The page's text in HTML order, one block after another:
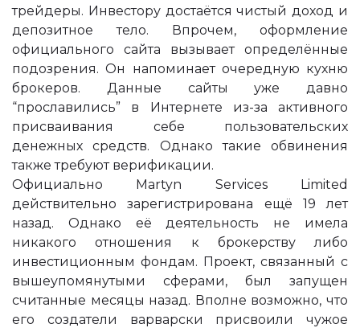
трейдеры. Инвестору достаётся чистый доход и
депозитное тело. Впрочем, оформление
официального сайта вызывает определённые
подозрения. Он напоминает очередную кухню
брокеров. Данные сайты уже давно
“прославились” в Интернете из-за активного
присваивания себе пользовательских
денежных средств. Однако такие обвинения
также требуют верификации.
Официально Martyn Services Limited
действительно зарегистрирована ещё 19 лет
назад. Однако её деятельность не имела
никакого отношения к брокерству либо
инвестиционным фондам. Проект, связанный с
вышеупомянутыми сферами, был запущен
считанные месяцы назад. Вполне возможно, что
его создатели варварски присвоили чужое